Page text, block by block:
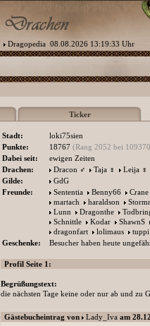
Dragopedia 08.08.2026 13:19:33 Uhr
Ticker
Stadt:
loki75sien
Punkte:
18767 (Rang 2052 bei
Dabei seit:
ewigen Zeiten
Drachen:
Dracon ♂ Taja ♀ Leija ♀
Gilde:
GdG
Freunde:
Sententia Benny66 Crane
martach
haraldson
Lunn
Dragonthe
Schnittle
Kodar ShawnS
dragonfart
lolimaus tuppi
Geschenke:
Besucher haben heute
Profil Seite 1:
Begrüßungstext:
die nächsten Tage keine oder nur ab und zu
Gästebucheintrag von Lady_Iva am